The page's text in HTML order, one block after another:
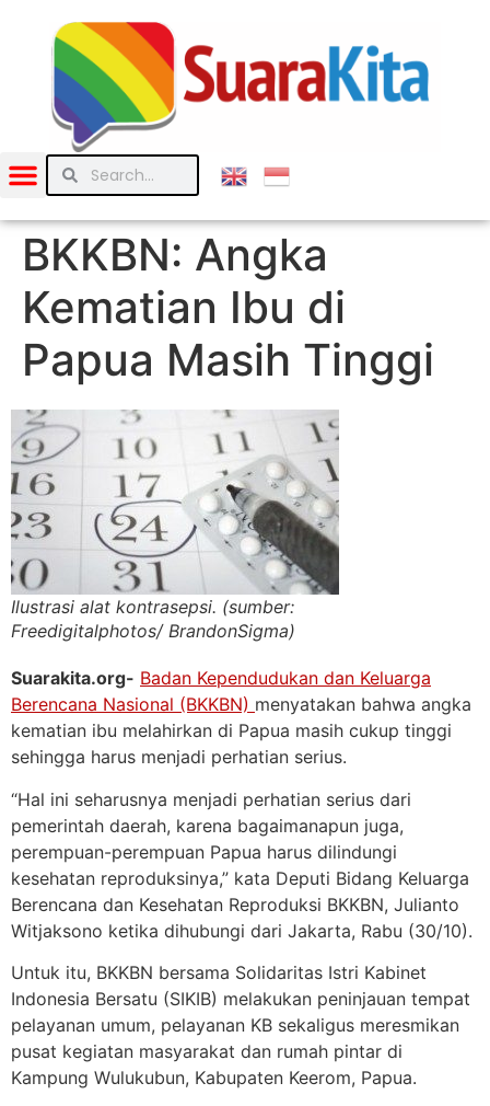
BKKBN: Angka
Kematian Ibu di
Papua Masih Tinggi
Ilustrasi alat kontrasepsi. (sumber:
Freedigitalphotos/ BrandonSigma)
Suarakita.org- Badan Kependudukan dan Keluarga
Berencana Nasional (BKKBN) menyatakan bahwa angka
kematian ibu melahirkan di Papua masih cukup tinggi
sehingga harus menjadi perhatian serius.
“Hal ini seharusnya menjadi perhatian serius dari
pemerintah daerah, karena bagaimanapun juga,
perempuan-perempuan Papua harus dilindungi
kesehatan reproduksinya,” kata Deputi Bidang Keluarga
Berencana dan Kesehatan Reproduksi BKKBN, Julianto
Witjaksono ketika dihubungi dari Jakarta, Rabu (30/10).
Untuk itu, BKKBN bersama Solidaritas Istri Kabinet
Indonesia Bersatu (SIKIB) melakukan peninjauan tempat
pelayanan umum, pelayanan KB sekaligus meresmikan
pusat kegiatan masyarakat dan rumah pintar di
Kampung Wulukubun, Kabupaten Keerom, Papua.